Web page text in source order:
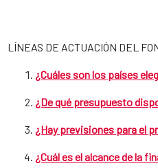
LÍNEAS DE ACTUACIÓN DEL
¿Cuáles son los países
¿De qué presupuesto
¿Hay previsiones para el
¿Cuál es el alcance de la